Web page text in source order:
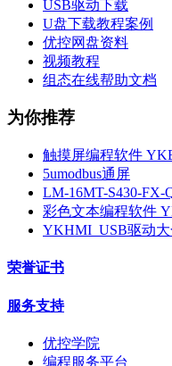
USB驱动下载
U盘下载教程案例
优控网盘资料
视频教程
组态在线帮助文档
为你推荐
触摸屏编程软件
5umodbus通屏
LM-16MT-S430-FX-
彩色文本编程软件
YKHMI_USB驱动
荣誉证书
服务支持
优控学院
编程服务平台